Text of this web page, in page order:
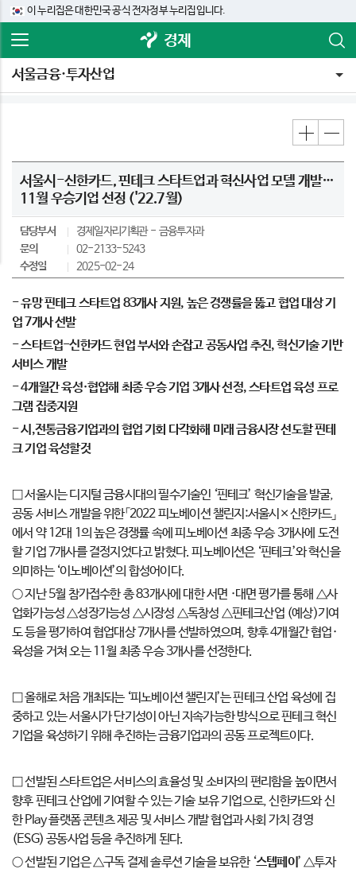
이 누리집은 대한민국 공식 전자정부 누리집입니다.
경제
서울금융·투자산업
서울시-신한카드, 핀테크 스타트업과 혁신사업 모델 개발…
11월 우승기업 선정 ('22.7월)
담당부서 경제일자리기획관
금융투자과
문의
02-2133-5243
수정일
2025-02-24
- 유망 핀테크 스타트업 83개사 지원, 높은 경쟁률을 뚫고 협업 대상 기
업 7개사 선발
- 스타트업-신한카드 현업 부서와 손잡고 공동사업 추진, 혁신기술 기반
서비스 개발
- 4개월간 육성·협업해 최종 우승 기업 3개사 선정, 스타트업 육성 프로
그램 집중지원
- 시,전통금융기업과의 협업 기회 다각화해 미래 금융시장 선도할 핀테
크 기업 육성할것
□ 서울시는 디지털 금융시대의 필수기술인 ‘핀테크’ 혁신기술을 발굴,
공동 서비스 개발을 위한「2022 피노베이션 챌린지:서울시×신한카드」
에서 약 12대 1의 높은 경쟁률 속에 피노베이션 최종 우승 3개사에 도전
할 기업 7개사를 결정지었다고 밝혔다. 피노베이션은 ‘핀테크’와 혁신을
의미하는 ‘이노베이션’의 합성어이다.
○ 지난 5월 참가접수한 총 83개사에 대한 서면 ·대면 평가를 통해 △사
업화가능성 △성장가능성 △시장성 △독창성 △핀테크산업 (예상)기여
도 등을 평가하여 협업대상 7개사를 선발하였으며, 향후 4개월간 협업·
육성을 거쳐 오는 11월 최종 우승 3개사를 선정한다.
□ 올해로 처음 개최되는 ‘피노베이션 챌린지’는 핀테크 산업 육성에 집
중하고 있는 서울시가 단기성이 아닌 지속가능한 방식으로 핀테크 혁신
기업을 육성하기 위해 추진하는 금융기업과의 공동 프로젝트이다.
□ 선발된 스타트업은 서비스의 효율성 및 소비자의 편리함을 높이면서
향후 핀테크 산업에 기여할 수 있는 기술 보유 기업으로, 신한카드와 신
한 Play 플랫폼 콘텐츠 제공 및 서비스 개발 협업과 사회 가치 경영
(ESG) 공동사업 등을 추진하게 된다.
○ 선발된 기업은 △구독 결제 솔루션 기술을 보유한 ‘스텝페이 ’ △투자